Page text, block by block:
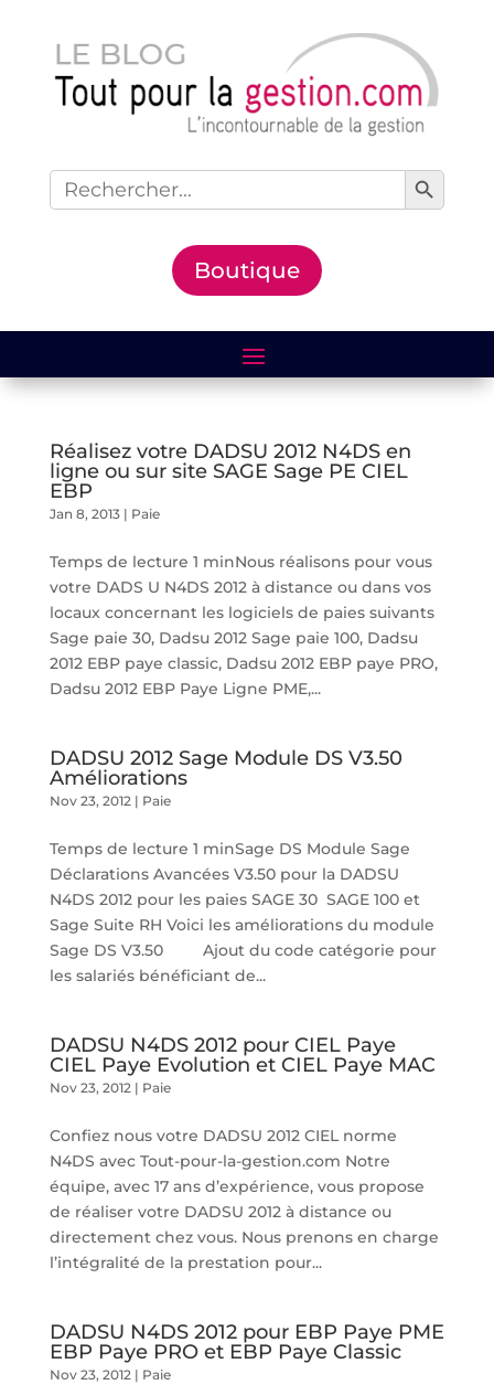
Search
for:
Search Button
Boutique
Réalisez votre DADSU 2012 N4DS en
ligne ou sur site SAGE Sage PE CIEL
EBP
Jan 8, 2013| Paie
Temps de lecture 1 minNous réalisons pour vous
votre DADS U N4DS 2012 à distance ou dans vos
locaux concernant les logiciels de paies suivants
Sage paie 30, Dadsu 2012 Sage paie 100, Dadsu
2012 EBP paye classic, Dadsu 2012 EBP paye PRO,
Dadsu 2012 EBP Paye Ligne PME,...
DADSU 2012 Sage Module DS V3.50
Améliorations
Nov 23, 2012| Paie
Temps de lecture 1 minSage DS Module Sage
Déclarations Avancées V3.50 pour la DADSU
N4DS 2012 pour les paies SAGE 30 SAGE 100 et
Sage Suite RH Voici les améliorations du module
Sage DS V3.50 Ajout du code catégorie pour
les salariés bénéficiant de...
DADSU N4DS 2012 pour CIEL Paye
CIEL Paye Evolution et CIEL Paye MAC
Nov 23, 2012| Paie
Confiez nous votre DADSU 2012 CIEL norme
N4DS avec Tout-pour-la-gestion.com Notre
équipe, avec 17 ans d’expérience, vous propose
de réaliser votre DADSU 2012 à distance ou
directement chez vous. Nous prenons en charge
l’intégralité de la prestation pour...
DADSU N4DS 2012 pour EBP Paye PME
EBP Paye PRO et EBP Paye Classic
Nov 23, 2012| Paie